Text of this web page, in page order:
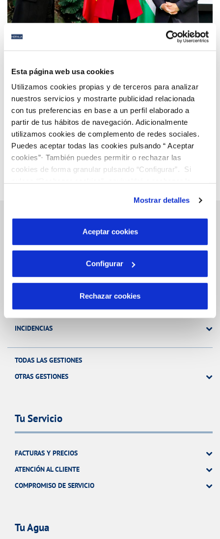
Esta página web usa cookies
Utilizamos cookies propias y de terceros para analizar
nuestros servicios y mostrarte publicidad relacionada
con tus preferencias en base a un perfil elaborado a
partir de tus hábitos de navegación. Adicionalmente
utilizamos cookies de complemento de redes sociales.
Puedes aceptar todas las cookies pulsando “ Aceptar
cookies”· También puedes permitir o rechazar las
cookies de forma granular pulsando “Configurar”. Si
son indispensables para que el sitio web funcione y que
por tanto no se pueden desactivar. Puedes consultar
más información en nuestraPolítica de Cookies
Mostrar detalles
Aceptar cookies
Configurar
Rechazar cookies
Hidralia recibe el Premio de Medio Ambiente 2020
Cambio Climático
Página 72 de 112
Anterior Siguiente
Gestiones Online
FACTURAS, PAGOS Y CONSUMOS
MODIFICACIÓN DE DATOS
INCIDENCIAS
TODAS LAS GESTIONES
OTRAS GESTIONES
Tu Servicio
FACTURAS Y PRECIOS
ATENCIÓN AL CLIENTE
COMPROMISO DE SERVICIO
Tu Agua